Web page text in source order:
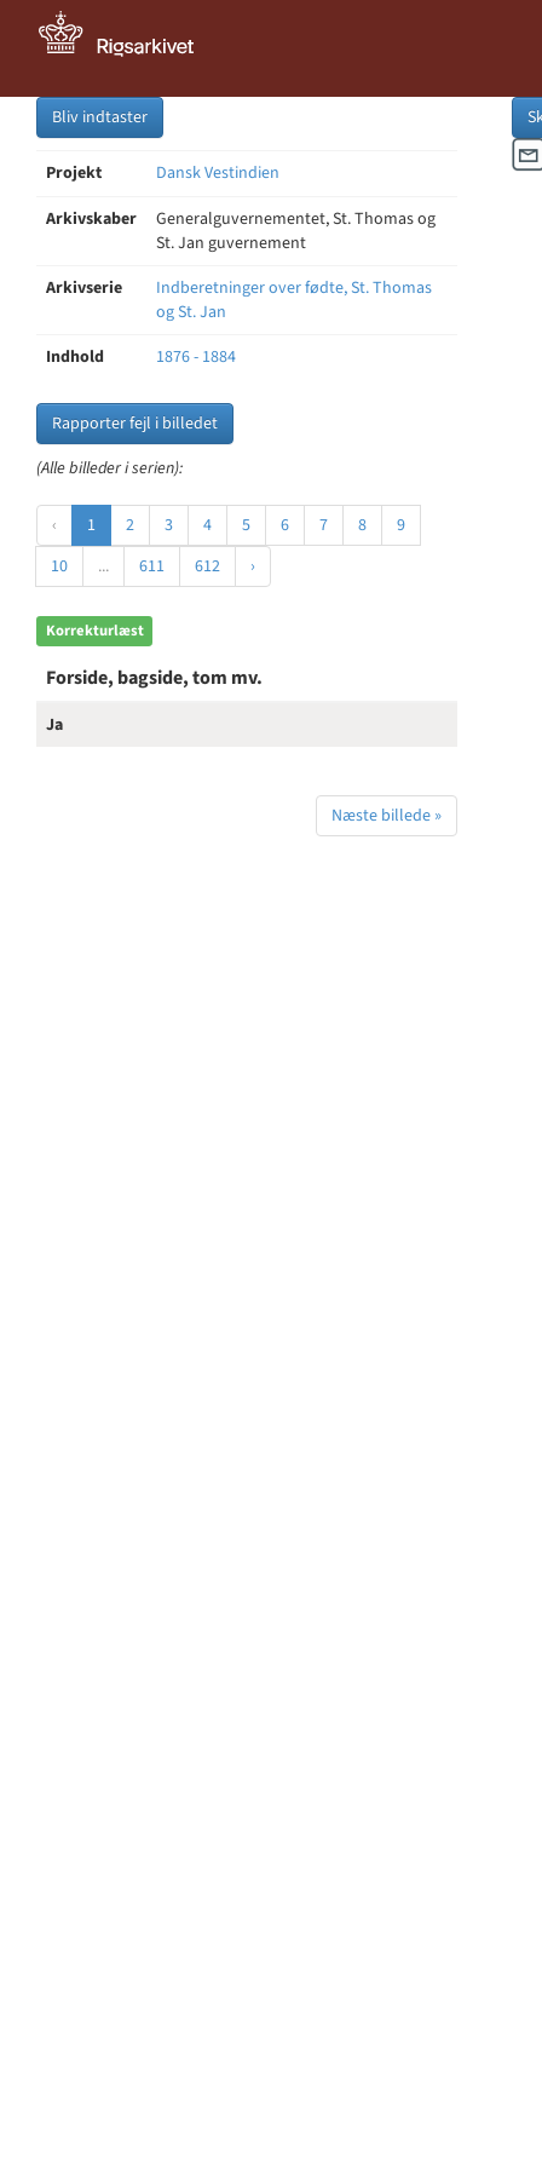
Bliv indtaster
Projekt
Dansk Vestindien
Arkivskaber
Generalguvernementet, St. Thomas og
St. Jan guvernement
Arkivserie
Indberetninger over fødte, St. Thomas
og St. Jan
Indhold
1876 - 1884
Rapporter fejl i billedet
(Alle billeder i serien):
‹ 1 2 3 4 5 6 7 8
9
10
... 611 612 ›
Korrekturlæst
Forside, bagside, tom mv.
Ja
Næste billede »